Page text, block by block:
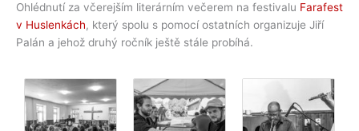
Ohlédnutí za včerejším literárním večerem na festivalu Farafest
v Huslenkách, který spolu s pomocí ostatních organizuje Jiří
Palán a jehož druhý ročník ještě stále probíhá.